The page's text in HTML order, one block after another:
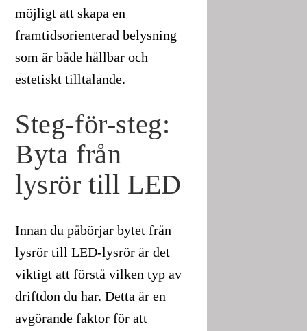
möjligt att skapa en
framtidsorienterad belysning
som är både hållbar och
estetiskt tilltalande.
Steg-för-steg:
Byta från
lysrör till LED
Innan du påbörjar bytet från
lysrör till LED-lysrör är det
viktigt att förstå vilken typ av
driftdon du har. Detta är en
avgörande faktor för att